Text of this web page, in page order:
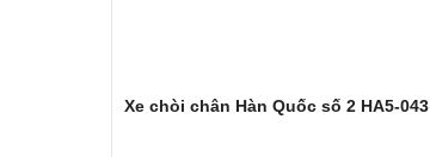
Xe chòi chân Hàn Quốc số 2 HA5-043